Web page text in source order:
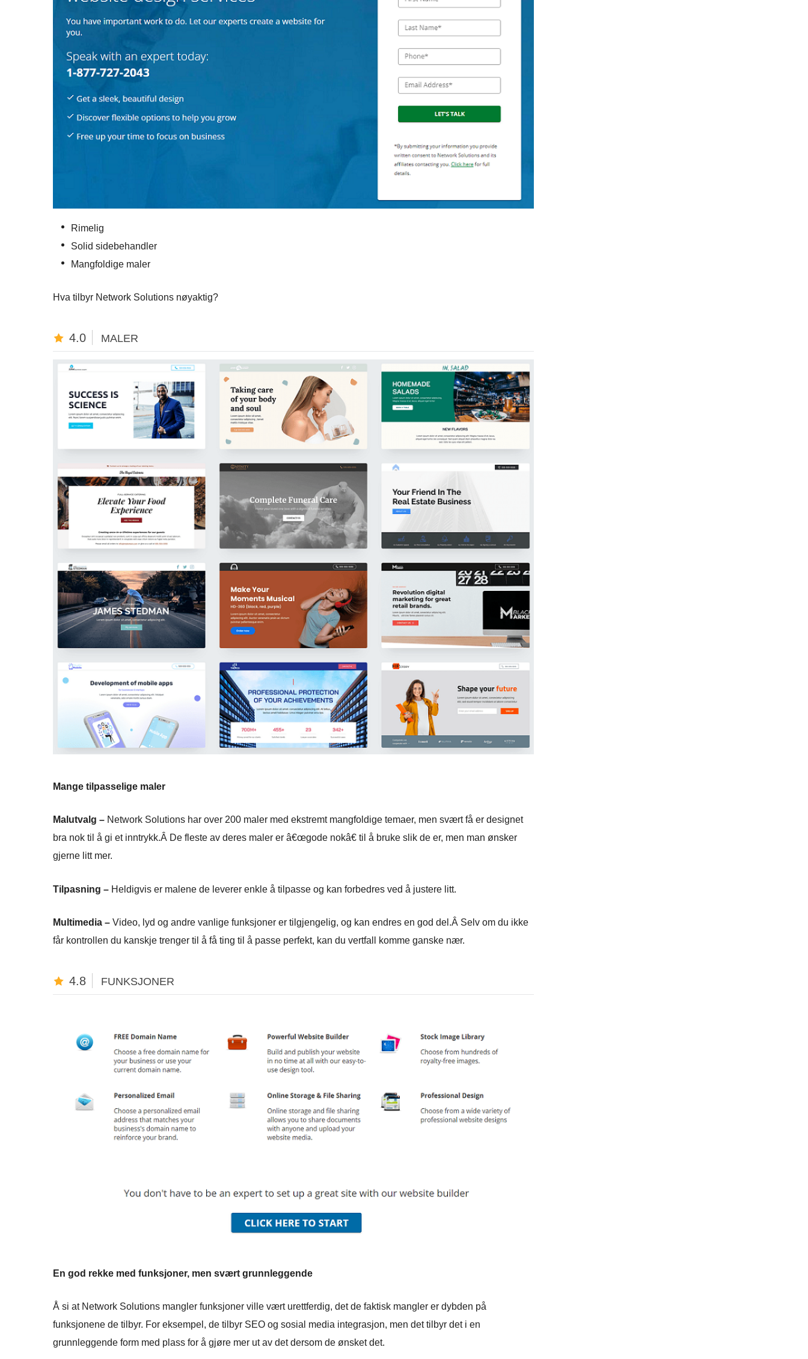
Rimelig
Solid sidebehandler
Mangfoldige maler
Hva tilbyr Network Solutions nøyaktig?
4.0 MALER
Mange tilpasselige maler
Malutvalg – Network Solutions har over 200 maler med ekstremt mangfoldige temaer, men svært få er designet
bra nok til å gi et inntrykk.Â De fleste av deres maler er â€œgode nokâ€ til å bruke slik de er, men man ønsker
gjerne litt mer.
Tilpasning – Heldigvis er malene de leverer enkle å tilpasse og kan forbedres ved å justere litt.
Multimedia – Video, lyd og andre vanlige funksjoner er tilgjengelig, og kan endres en god del.Â Selv om du ikke
får kontrollen du kanskje trenger til å få ting til å passe perfekt, kan du vertfall komme ganske nær.
4.8 FUNKSJONER
En god rekke med funksjoner, men svært grunnleggende
Å si at Network Solutions mangler funksjoner ville vært urettferdig, det de faktisk mangler er dybden på
funksjonene de tilbyr. For eksempel, de tilbyr SEO og sosial media integrasjon, men det tilbyr det i en
grunnleggende form med plass for å gjøre mer ut av det dersom de ønsket det.